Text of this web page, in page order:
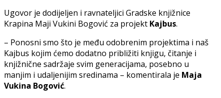
Ugovor je dodijeljen i ravnateljici Gradske knjižnice
Krapina Maji Vukini Bogović za projekt Kajbus.
– Ponosni smo što je među odobrenim projektima i naš
Kajbus kojim ćemo dodatno približiti knjigu, čitanje i
knjižnične sadržaje svim generacijama, posebno u
manjim i udaljenijim sredinama – komentirala je Maja
Vukina Bogović.